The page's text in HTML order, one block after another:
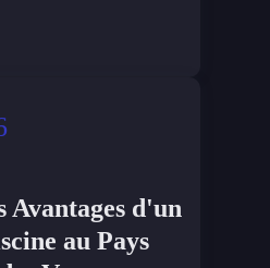
Avantages d'un
au Pays